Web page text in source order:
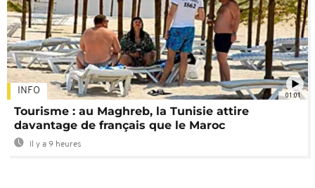
01:01
INFO
Tourisme : au Maghreb, la Tunisie attire
davantage de français que le Maroc
Il y a 9 heures